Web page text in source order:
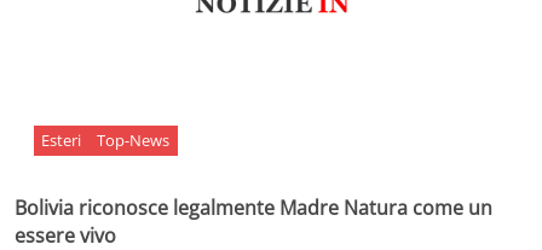
Esteri Top-News
Bolivia riconosce legalmente Madre Natura come un
essere vivo